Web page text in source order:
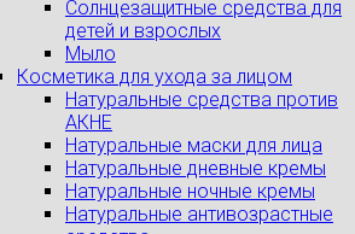
Солнцезащитные средства для
детей и взрослых
Мыло
Косметика для ухода за лицом
Натуральные средства против
АКНЕ
Натуральные маски для лица
Натуральные дневные кремы
Натуральные ночные кремы
Натуральные антивозрастные